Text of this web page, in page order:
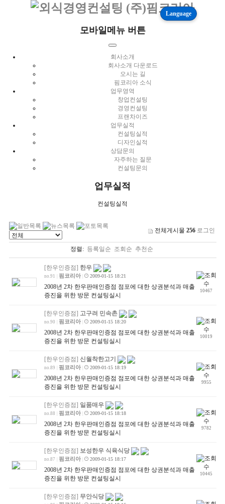
Language
모바일메뉴 버튼
회사소개
회사소개 다운로드
오시는 길
핌코리아 소식
업무영역
창업컨설팅
경영컨설팅
프랜차이즈
업무실적
컨설팅실적
디자인실적
상담문의
자주하는 질문
컨설팅문의
업무실적
컨설팅실적
전체게시물 256 로그인
정렬: 등록일순 조회순 추천순
[한우인증점] 한우
no.91 핌코리아 2009-01-15 18:21
2008년 2차 한우판매인증점 점포에 대한 상권분석과 매출
증진을 위한 방문 컨설팅실시
10467
[한우인증점] 고구려 민속촌
no.90 핌코리아 2009-01-15 18:20
2008년 2차 한우판매인증점 점포에 대한 상권분석과 매출
증진을 위한 방문 컨설팅실시
10019
[한우인증점] 신월착한고기
no.89 핌코리아 2009-01-15 18:19
2008년 2차 한우판매인증점 점포에 대한 상권분석과 매출
증진을 위한 방문 컨설팅실시
9955
[한우인증점] 일품매우
no.88 핌코리아 2009-01-15 18:18
2008년 2차 한우판매인증점 점포에 대한 상권분석과 매출
증진을 위한 방문 컨설팅실시
9782
[한우인증점] 보성한우 식육식당
no.87 핌코리아 2009-01-15 18:17
2008년 2차 한우판매인증점 점포에 대한 상권분석과 매출
증진을 위한 방문 컨설팅실시
10445
[한우인증점] 무안식당